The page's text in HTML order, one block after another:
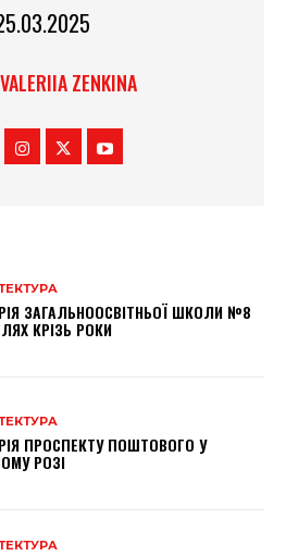
VALERIIA ZENKINA
ЗАГАЛЬНООСВІТНЬОЇ ШКОЛИ №8
КРІЗЬ РОКИ
ПРОСПЕКТУ ПОШТОВОГО У
РОЗІ